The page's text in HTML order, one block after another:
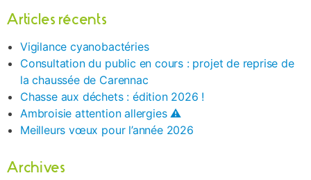
Articles récents
Vigilance cyanobactéries
Consultation du public en cours : projet de reprise de
la chaussée de Carennac
Chasse aux déchets : édition 2026 !
Ambroisie attention allergies ⚠️
Meilleurs vœux pour l’année 2026
Archives